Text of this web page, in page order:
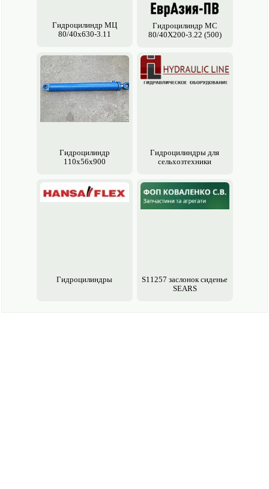
Гидроцилиндр МЦ
80/40х630-3.11
Гидроцилиндр МС
80/40Х200-3.22 (500)
Гидроцилиндр
110х56х900
Гидроцилиндры для
сельхозтехники
Гидроцилиндры
S11257 заслонок сиденье
SEARS